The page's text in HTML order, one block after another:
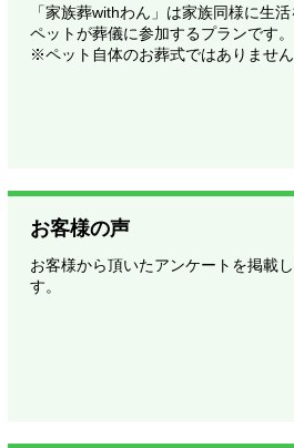
「家族葬withわん」は家族同様に生
ペットが葬儀に参加するプランです。
※ペット自体のお葬式ではありません
お客様の声
お客様から頂いたアンケートを掲載
す。